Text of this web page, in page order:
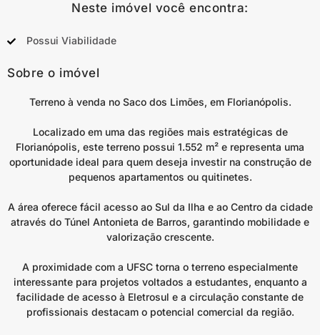
Neste imóvel você encontra:
Possui Viabilidade
Sobre o imóvel
Terreno à venda no Saco dos Limões, em Florianópolis.
Localizado em uma das regiões mais estratégicas de
Florianópolis, este terreno possui 1.552 m² e representa uma
oportunidade ideal para quem deseja investir na construção de
pequenos apartamentos ou quitinetes.
A área oferece fácil acesso ao Sul da Ilha e ao Centro da cidade
através do Túnel Antonieta de Barros, garantindo mobilidade e
valorização crescente.
A proximidade com a UFSC torna o terreno especialmente
interessante para projetos voltados a estudantes, enquanto a
facilidade de acesso à Eletrosul e a circulação constante de
profissionais destacam o potencial comercial da região.